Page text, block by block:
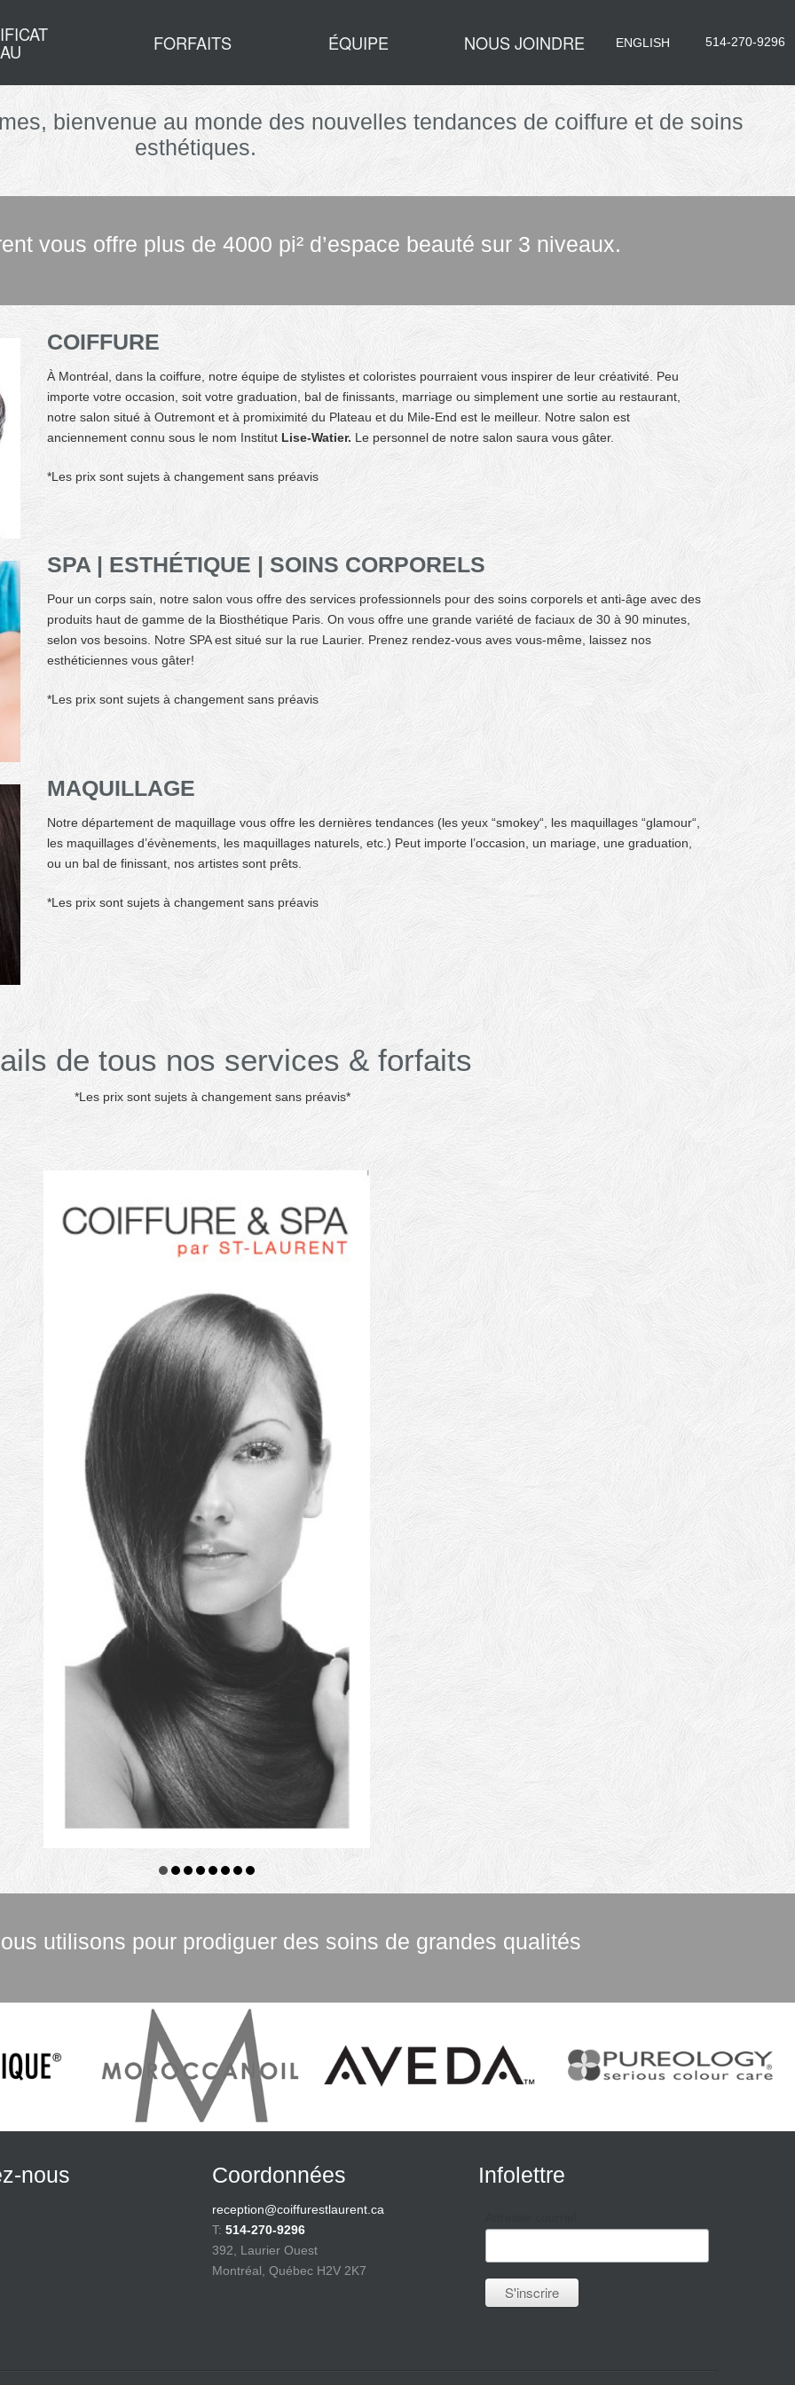
FORFAITS ÉQUIPE NOUS JOINDRE ENGLISH 514-270-9296
bienvenue au monde des nouvelles tendances de coiffure et de soins
esthétiques.
vous offre plus de 4000 pi² d’espace beauté sur 3 niveaux.
COIFFURE
À Montréal, dans la coiffure, notre équipe de stylistes et coloristes pourraient vous inspirer de leur créativité. Peu
importe votre occasion, soit votre graduation, bal de finissants, marriage ou simplement une sortie au restaurant,
notre salon situé à Outremont et à promiximité du Plateau et du Mile-End est le meilleur. Notre salon est
anciennement connu sous le nom Institut Lise-Watier. Le personnel de notre salonsaura vous gâter.
*Les prix sont sujets à changement sans préavis
SPA | ESTHÉTIQUE | SOINS CORPORELS
Pour un corps sain, notre salon vous offre des services professionnels pour des soins corporels et anti-âge avec des
produits haut de gamme de la Biosthétique Paris. On vous offre une grande variété de faciaux de 30 à 90 minutes,
selon vos besoins. Notre SPA est situésur la rue Laurier. Prenez rendez-vous aves vous-même, laissez nos
esthéticiennes vous gâter!
*Les prix sont sujets à changement sans préavis
MAQUILLAGE
Notre département de maquillage vous offre les dernières tendances (les yeux “smokey“, les maquillages “glamour“,
les maquillages d’évènements, les maquillages naturels, etc.) Peut importe l’occasion, un mariage, une graduation,
ou un bal de finissant, nos artistes sont prêts.
*Les prix sont sujets à changement sans préavis
de tous nos services & forfaits
*Les prix sont sujets à changement sans préavis*
utilisons pour prodiguer des soins de grandes qualités
nous Coordonnées
reception@coiffurestlaurent.ca
T: 514-270-9296
392, Laurier Ouest
Montréal, Québec H2V 2K7
Infolettre